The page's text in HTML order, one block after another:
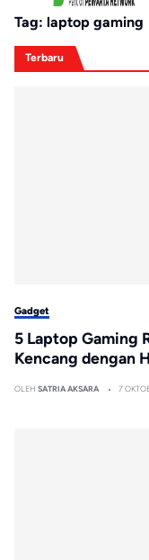
Tag: laptop gaming
Terbaru
Gadget
5 Laptop Gaming
Kencang dengan
OLEH SATRIA AKSARA 7